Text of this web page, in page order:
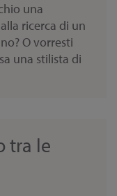
una
ricerca di un
O vorresti
una stilista di
tra le